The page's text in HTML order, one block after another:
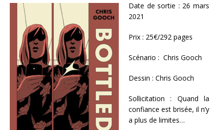
Date de sortie : 26 mars
2021
Prix : 25€/292 pages
Scénario : Chris Gooch
Dessin : Chris Gooch
Sollicitation : Quand la
confiance est brisée, il n’y
a plus de limites…